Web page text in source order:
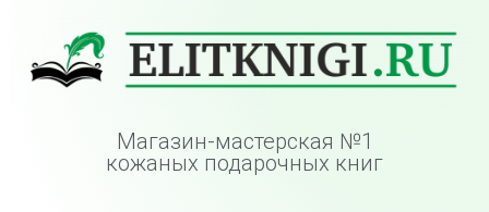
Магазин-мастерская №1
кожаных подарочных книг